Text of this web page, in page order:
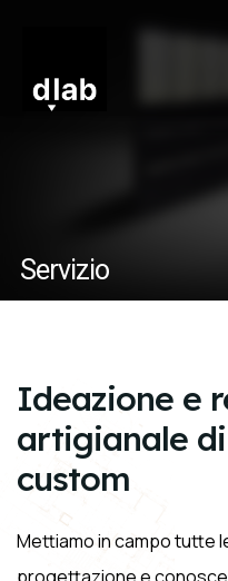
Servizio
Ideazione e
artigianale
custom
Mettiamo in campo tutte